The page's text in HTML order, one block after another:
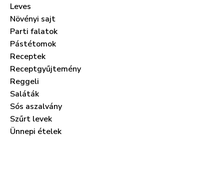
Leves
Növényi sajt
Parti falatok
Pástétomok
Receptek
Receptgyűjtemény
Reggeli
Saláták
Sós aszalvány
Szűrt levek
Ünnepi ételek